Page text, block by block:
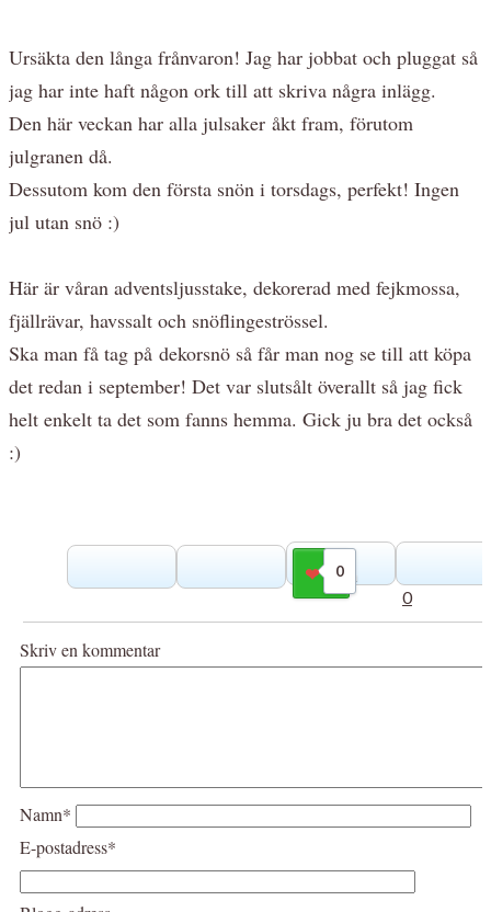
Ursäkta den långa frånvaron! Jag har jobbat och pluggat så
jag har inte haft någon ork till att skriva några inlägg.
Den här veckan har alla julsaker åkt fram, förutom
julgranen då.
Dessutom kom den första snön i torsdags, perfekt! Ingen
jul utan snö :)
Här är våran adventsljusstake, dekorerad med fejkmossa,
fjällrävar, havssalt och snöflingeströssel.
Ska man få tag på dekorsnö så får man nog se till att köpa
det redan i september! Det var slutsålt överallt så jag fick
helt enkelt ta det som fanns hemma. Gick ju bra det också
:)
0
Gilla
0
Skriv en kommentar
Namn*
E-postadress*